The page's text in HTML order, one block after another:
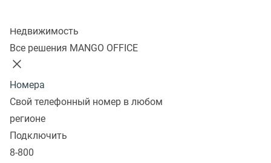
Недвижимость
Все решения MANGO OFFICE
Номера
Свой телефонный номер в любом
регионе
Подключить
8-800
Оставить заявку